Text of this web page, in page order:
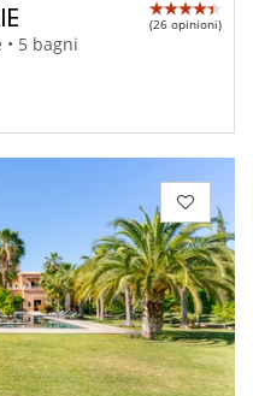
(26 opinioni)
• 5 bagni